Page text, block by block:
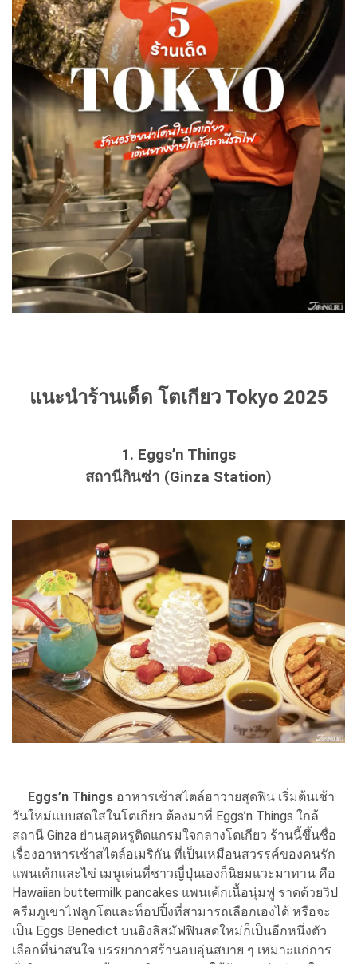
แนะนำร้านเด็ด โตเกียว Tokyo 2025
1. Eggs’n Things
สถานีกินซ่า (Ginza Station)
Eggs’n Things อาหารเช้าสไตล์ฮาวายสุดฟิน เริ่มต้นเช้า
วันใหม่แบบสดใสในโตเกียว ต้องมาที่ Eggs’n Things ใกล้
สถานี Ginza ย่านสุดหรูติดแกรมใจกลางโตเกียว ร้านนี้ขึ้นชื่อ
เรื่องอาหารเช้าสไตล์อเมริกัน ที่เป็นเหมือนสวรรค์ของคนรัก
แพนเค้กและไข่ เมนูเด่นที่ชาวญี่ปุ่นเองก็นิยมแวะมาทาน คือ
Hawaiian buttermilk pancakes แพนเค้กเนื้อนุ่มฟู ราดด้วยวิป
ครีมภูเขาไฟลูกโตและท็อปปิ้งที่สามารถเลือกเองได้ หรือจะ
เป็น Eggs Benedict บนอิงลิสมัฟฟินสดใหม่ก็เป็นอีกหนึ่งตัว
เลือกที่น่าสนใจ บรรยากาศร้านอบอุ่นสบาย ๆ เหมาะแก่การ